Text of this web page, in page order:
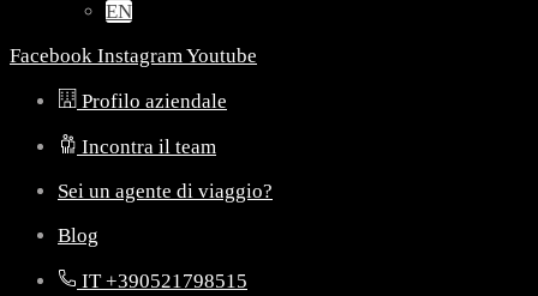
EN
Facebook InstagramYoutube
Profilo aziendale
Incontra il team
Sei un agente di viaggio?
Blog
IT +390521798515